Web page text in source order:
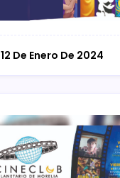
12 De Enero De 2024